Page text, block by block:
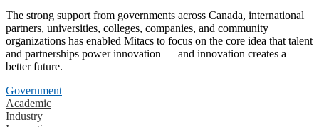
The strong support from governments across Canada, international
partners, universities, colleges, companies, and community
organizations has enabled Mitacs to focus on the core idea that talent
and partnerships power innovation — and innovation creates a
better future.
Government
Academic
Industry